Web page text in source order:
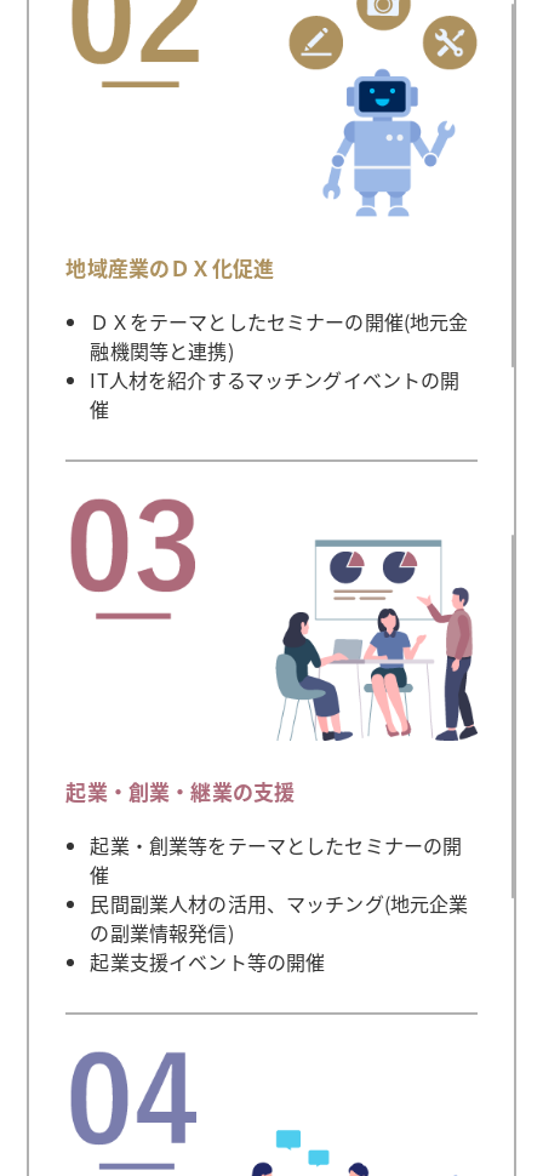
地域産業のＤＸ化促進
ＤＸをテーマとしたセミナーの開催(地元金
融機関等と連携)
IT人材を紹介するマッチングイベントの開
催
起業・創業・継業の支援
起業・創業等をテーマとしたセミナーの開
催
民間副業人材の活用、マッチング(地元企業
の副業情報発信)
起業支援イベント等の開催